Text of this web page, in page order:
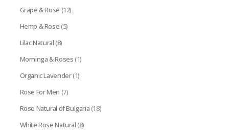
Grape & Rose (12)
Hemp & Rose(5)
Lilac Natural(8)
Morninga & Roses(1)
Organic Lavender(1)
Rose For Men (7)
Rose Natural of Bulgaria(18)
White Rose Natural(8)